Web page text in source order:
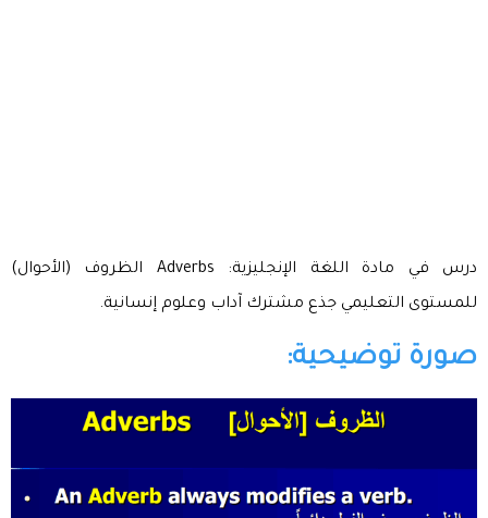
درس في مادة اللغة الإنجليزية: Adverbs الظروف (الأحوال)
للمستوى التعليمي جذع مشترك آداب وعلوم إنسانية.
صورة توضيحية: